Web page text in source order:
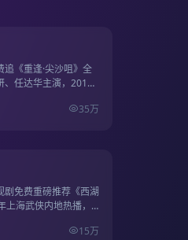
《重逢·尖沙咀》全
、任达华主演，2013
费高清连播不卡
35万
剧免费重磅推荐《西湖
海武侠内地热播，
幂，2015年9月15
15万